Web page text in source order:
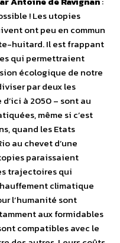
! Les utopies
ont peu en commun
huitard. Il est frappant
qui permettraient
écologique de notre
par deux les
à 2050 – sont au
même si c’est
quand les Etats
au chevet d’une
paraissaient
trajectoires qui
climatique
l’humanité sont
aux formidables
compatibles avec le